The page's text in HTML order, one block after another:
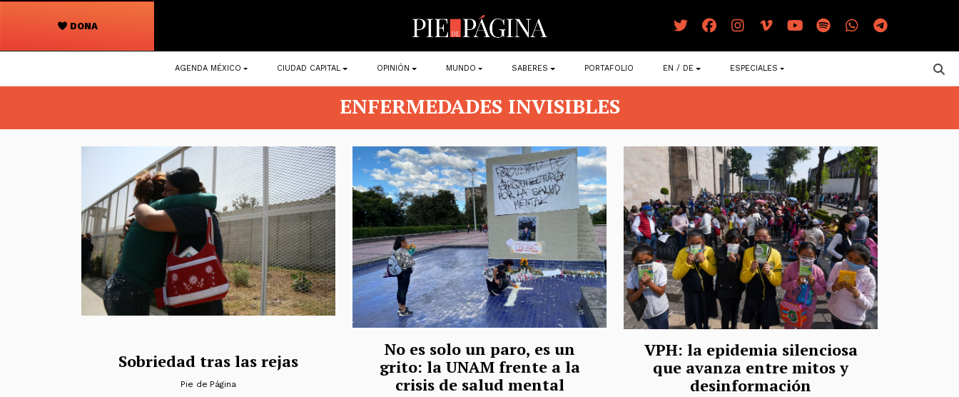
DONA
Navegación
principal
AGENDA MÉXICO CIUDAD CAPITAL OPINIÓN MUNDO SABERES PORTAFOLIO EN / DE ESPECIALES
ENFERMEDADES INVISIBLES
Sobriedad tras las rejas
Pie de Página
No es solo un paro, es un
grito: la UNAM frente a la
crisis de salud mental
VPH: la epidemia silenciosa
que avanza entre mitos y
desinformación